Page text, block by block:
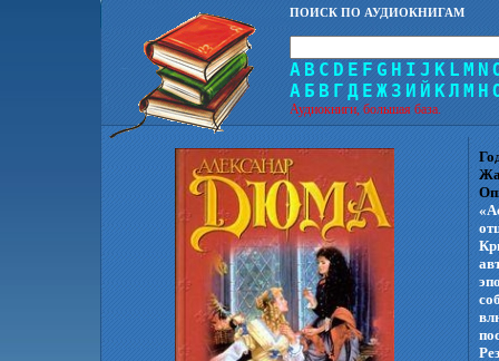
ПОИСК ПО АУДИОКНИГАМ
A B C D E F G H I J K L M N
А Б В Г Д Е Ж З И Й КЛ М Н
Аудиокниги, большая база.